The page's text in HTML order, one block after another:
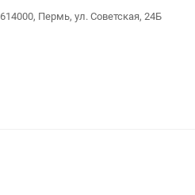
614000, Пермь, ул. Советская, 24Б